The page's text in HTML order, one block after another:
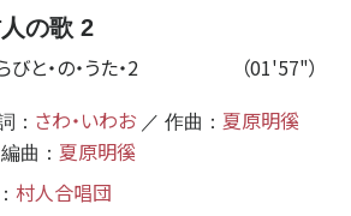
の歌 2
（01'57"）
びと・の・うた・2
： さわ・いわお ／ 作曲： 夏原明徯
曲： 夏原明徯
： 村人合唱団